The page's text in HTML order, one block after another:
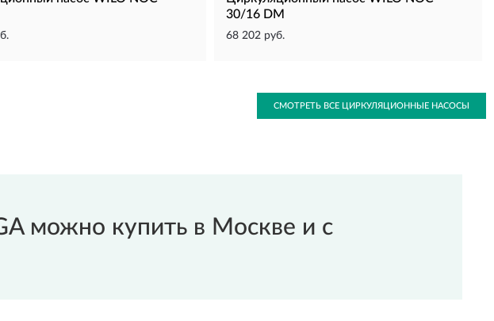
30/16 DM
68 202 руб.
СМОТРЕТЬ ВСЕ ЦИРКУЛЯЦИОННЫЕ НАСОСЫ
можно купить в Москве и с